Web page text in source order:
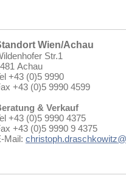
Wien/Achau
Str.1
Achau
+43 (0)5 9990
+43 (0)5 9990 4599
& Verkauf
+43 (0)5 9990 4375
+43 (0)5 9990 9 4375
Mail: